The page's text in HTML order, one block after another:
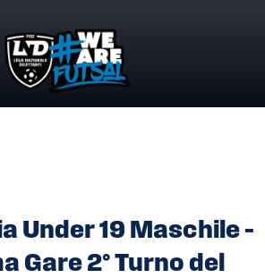
Under 19 Maschile –
Gare 2° Turno del